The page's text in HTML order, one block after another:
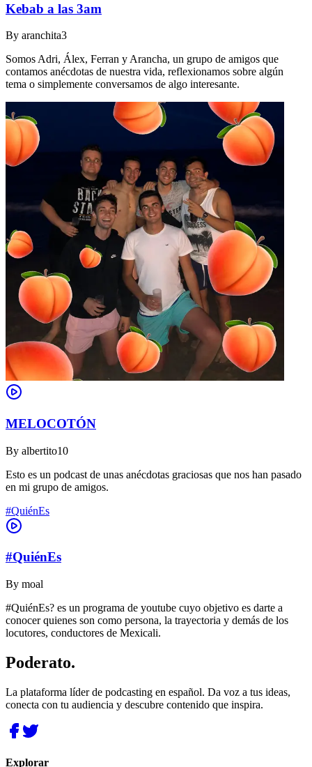
Kebab a las 3am
By aranchita3
Somos Adri, Álex, Ferran y Arancha, un grupo de amigos que
contamos anécdotas de nuestra vida, reflexionamos sobre algún
tema o simplemente conversamos de algo interesante.
MELOCOTÓN
By albertito10
Esto es un podcast de unas anécdotas graciosas que nos han pasado
en mi grupo de amigos.
#QuiénEs
#QuiénEs
By moal
#QuiénEs? es un programa de youtube cuyo objetivo es darte a
conocer quienes son como persona, la trayectoria y demás de los
locutores, conductores de Mexicali.
Poderato.
La plataforma líder de podcasting en español. Da voz a tus ideas,
conecta con tu audiencia y descubre contenido que inspira.
Explorar